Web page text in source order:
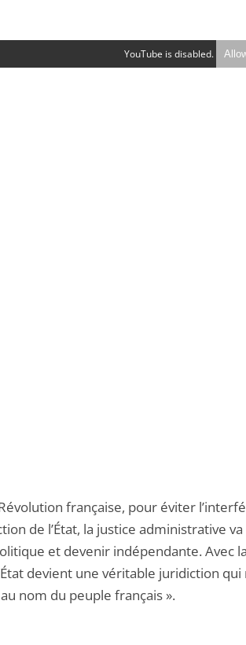
YouTube is disabled.
française, pour éviter
de l’État, la justice administrative va
et devenir indépendante. Avec
devient une véritable juridiction qui
nom du peuple français ».